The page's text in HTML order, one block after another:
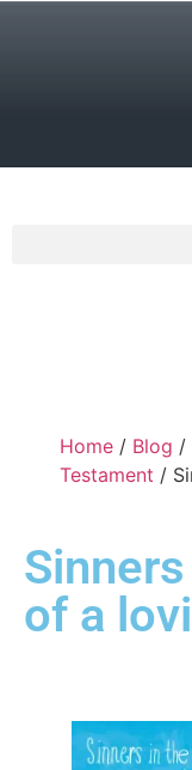
Home / Blog /
Testament /
of a